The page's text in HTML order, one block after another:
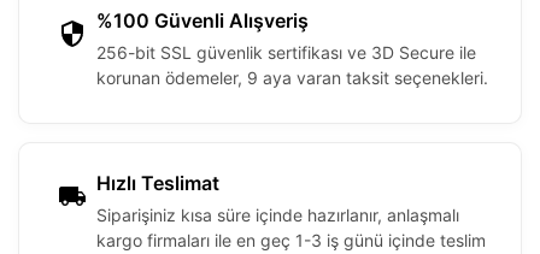
%100 Güvenli Alışveriş
256-bit SSL güvenlik sertifikası ve 3D Secure ile
korunan ödemeler, 9 aya varan taksit seçenekleri.
Hızlı Teslimat
Siparişiniz kısa süre içinde hazırlanır, anlaşmalı
kargo firmaları ile en geç 1-3 iş günü içinde teslim